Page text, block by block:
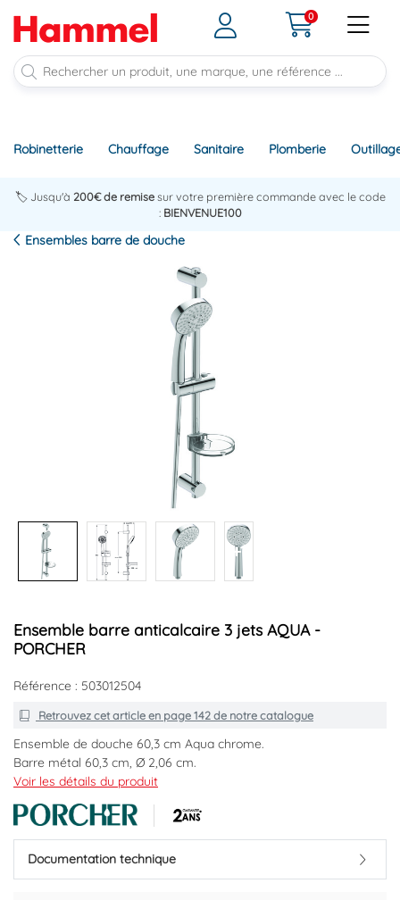
0
Robinetterie Chauffage Sanitaire Plomberie
🏷️ Jusqu'à 200€ de remisesur votre première commande avec le code
: BIENVENUE100
Ensembles barre de douche
+1
Ensemble barre anticalcaire 3 jets AQUA -
PORCHER
Référence : 503012504
Retrouvez cet article en page 142de notre catalogue
Ensemble de douche 60,3 cm Aqua chrome.
Barre métal 60,3 cm, Ø 2,06 cm.
Entraxe réglable.
Douchette Ø 10 cm avec réducteur de débit 7,6 l/mn sous 3 bars.
3 fonctions (jet pluie, pluie concentrée, massage).
Anticalcaire, picots en silicone.
Flexible Idealflex.
Support douchette coulissant.
Voir les détails du produit
Documentation technique